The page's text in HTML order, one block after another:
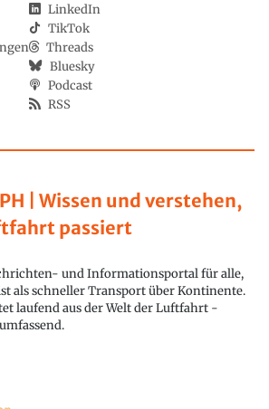
| Wissen und verstehen,
passiert
und Informationsportal für alle,
als schneller Transport über Kontinente.
laufend aus der Welt der Luftfahrt -
LinkedIn
TikTok
Threads
Bluesky
Podcast
RSS